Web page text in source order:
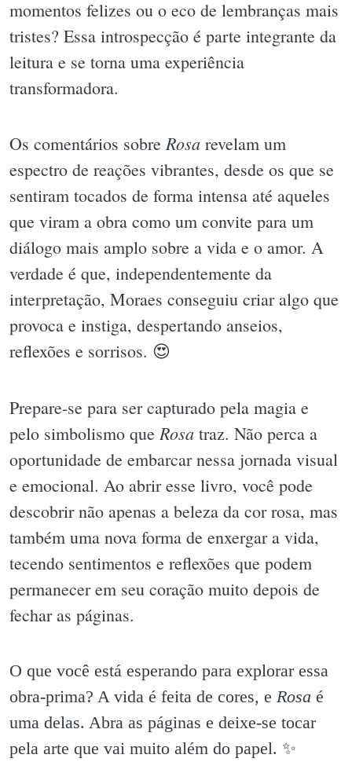
momentos felizes ou o eco de lembranças mais
tristes? Essa introspecção é parte integrante da
leitura e se torna uma experiência
transformadora.
Os comentários sobre Rosa revelam um
espectro de reações vibrantes, desde os que se
sentiram tocados de forma intensa até aqueles
que viram a obra como um convite para um
diálogo mais amplo sobre a vida e o amor. A
verdade é que, independentemente da
interpretação, Moraes conseguiu criar algo que
provoca e instiga, despertando anseios,
reflexões e sorrisos. 😍
Prepare-se para ser capturado pela magia e
pelo simbolismo que Rosa traz. Não perca a
oportunidade de embarcar nessa jornada visual
e emocional. Ao abrir esse livro, você pode
descobrir não apenas a beleza da cor rosa, mas
também uma nova forma de enxergar a vida,
tecendo sentimentos e reflexões que podem
permanecer em seu coração muito depois de
fechar as páginas.
O que você está esperando para explorar essa
obra-prima? A vida é feita de cores, e Rosa é
uma delas. Abra as páginas e deixe-se tocar
pela arte que vai muito além do papel. ✨️